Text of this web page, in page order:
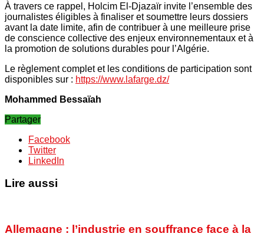
À travers ce rappel, Holcim El-Djazaïr invite l’ensemble des
journalistes éligibles à finaliser et soumettre leurs dossiers
avant la date limite, afin de contribuer à une meilleure prise
de conscience collective des enjeux environnementaux et à
la promotion de solutions durables pour l’Algérie.
Le règlement complet et les conditions de participation sont
disponibles sur : https://www.lafarge.dz/
Mohammed Bessaïah
Partager
Facebook
Twitter
LinkedIn
Lire aussi
Allemagne : l’industrie en souffrance face à la